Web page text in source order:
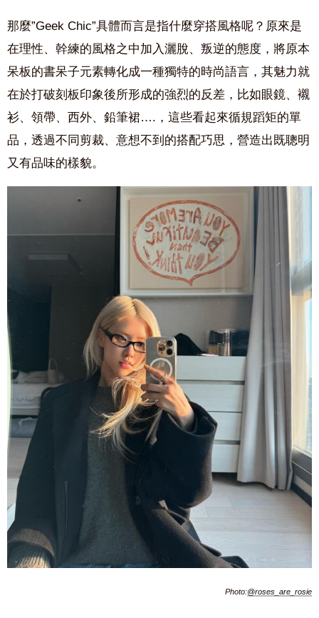
那麼”Geek Chic”具體而言是指什麼穿搭風格呢？原來是
在理性、幹練的風格之中加入灑脫、叛逆的態度，將原本
呆板的書呆子元素轉化成一種獨特的時尚語言，其魅力就
在於打破刻板印象後所形成的強烈的反差，比如眼鏡、襯
衫、領帶、西外、鉛筆裙….，這些看起來循規蹈矩的單
品，透過不同剪裁、意想不到的搭配巧思，營造出既聰明
又有品味的樣貌。
Photo:@roses_are_rosie